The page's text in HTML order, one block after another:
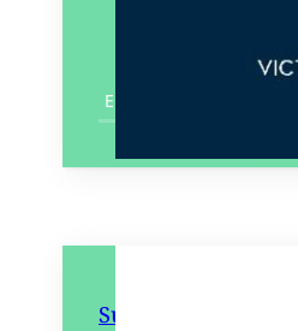
En savoir plus
Suis du doigt la